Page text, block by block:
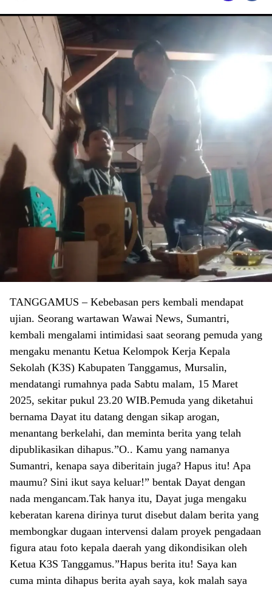
TANGGAMUS – Kebebasan pers kembali mendapat
ujian. Seorang wartawan Wawai News, Sumantri,
kembali mengalami intimidasi saat seorang pemuda yang
mengaku menantu Ketua Kelompok Kerja Kepala
Sekolah (K3S) Kabupaten Tanggamus, Mursalin,
mendatangi rumahnya pada Sabtu malam, 15 Maret
2025, sekitar pukul 23.20 WIB.Pemuda yang diketahui
bernama Dayat itu datang dengan sikap arogan,
menantang berkelahi, dan meminta berita yang telah
dipublikasikan dihapus.”O.. Kamu yang namanya
Sumantri, kenapa saya diberitain juga? Hapus itu! Apa
maumu? Sini ikut saya keluar!” bentak Dayat dengan
nada mengancam.Tak hanya itu, Dayat juga mengaku
keberatan karena dirinya turut disebut dalam berita yang
membongkar dugaan intervensi dalam proyek pengadaan
figura atau foto kepala daerah yang dikondisikan oleh
Ketua K3S Tanggamus.”Hapus berita itu! Saya kan
cuma minta dihapus berita ayah saya, kok malah saya